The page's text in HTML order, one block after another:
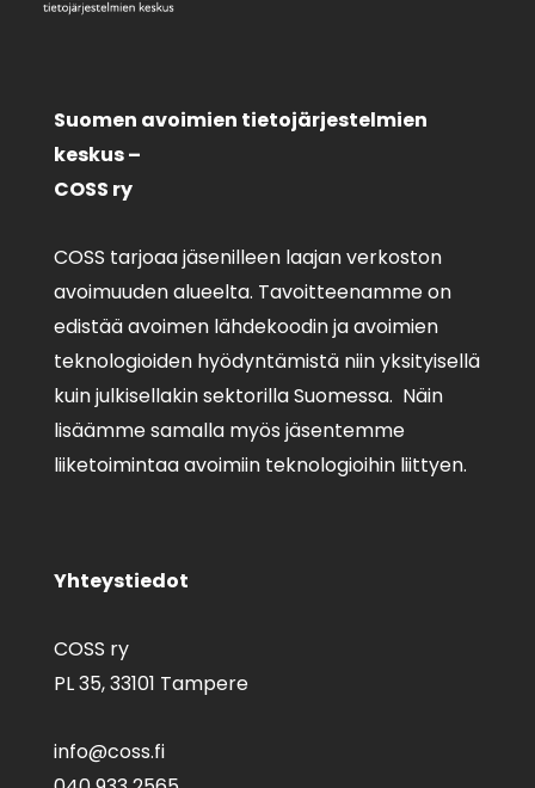
Suomen avoimien tietojärjestelmien
keskus –
COSS ry
COSS tarjoaa jäsenilleen laajan verkoston
avoimuuden alueelta. Tavoitteenamme on
edistää avoimen lähdekoodin ja avoimien
teknologioiden hyödyntämistä niin yksityisellä
kuin julkisellakin sektorilla Suomessa. Näin
lisäämme samalla myös jäsentemme
liiketoimintaa avoimiin teknologioihin liittyen.
Yhteystiedot
COSS ry
PL 35,33101 Tampere
info@coss.fi